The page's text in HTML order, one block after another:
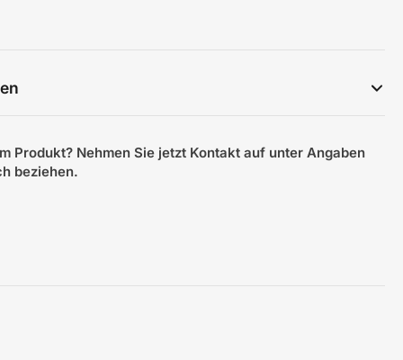
Produkt? Nehmen Sie jetzt Kontakt auf unter Angaben
beziehen.